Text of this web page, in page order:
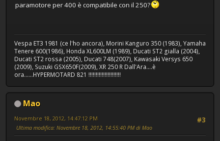
paramotore per 400 è compatibile con il 250?
Vespa ET3 1981 (ce l'ho ancora), Morini Kanguro 350 (1983), Yamaha
Tenere 600(1986), Honda XL600LM (1989), Ducati ST2 gialla (2004),
Ducati ST2 rossa (2005), Ducati 748(2007), Kawasaki Versys 650
(2009), Suzuki GSX650F(2009), XR 250 R Dall'Ara....è
ora......HYPERMOTARD 821 !!!!!!!!!!!!!!!!!!!!!!
Mao
#3
Novembre 18, 2012, 14:47:12 PM
Ultima modifica: Novembre 18, 2012, 14:55:40 PM di Mao